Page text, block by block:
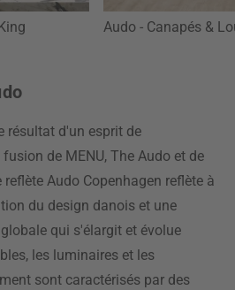
Audo - Canapés &
résultat d'un esprit de
de MENU, The Audo et de
Audo Copenhagen reflète à
du design danois et une
qui s'élargit et évolue
les luminaires et les
sont caractérisés par des